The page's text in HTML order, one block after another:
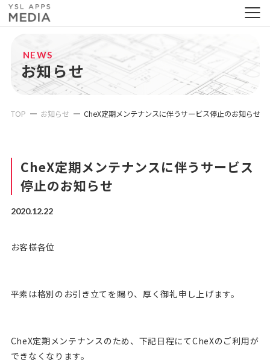
NEWS
お知らせ
TOP お知らせ CheX定期メンテナンスに伴うサービス停止のお知らせ
CheX定期メンテナンスに伴うサービス
停止のお知らせ
2020.12.22
お客様各位
平素は格別のお引き立てを賜り、厚く御礼申し上げます。
CheX定期メンテナンスのため、下記日程にてCheXのご利用が
できなくなります。